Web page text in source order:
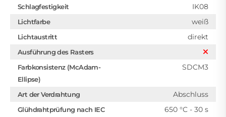
Schlagfestigkeit IK08
Lichtfarbe weiß
Lichtaustritt direkt
Ausführung des Rasters
Farbkonsistenz (McAdam-
Ellipse)
SDCM3
Art der Verdrahtung Abschluss
Glühdrahtprüfung nach IEC
650 °C - 30 s